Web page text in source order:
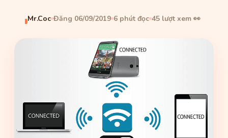
Mr.Coc Đăng 06/09/2019 6 phút đọc 45 lượt xem 👀